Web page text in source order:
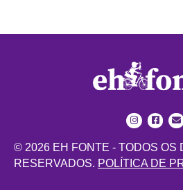
© 2026 EH FONTE - TODOS OS
RESERVADOS. POLÍTICA DE